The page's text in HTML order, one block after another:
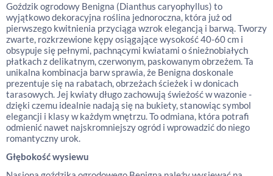
Goździk ogrodowy Benigna (Dianthus caryophyllus) to
wyjątkowo dekoracyjna roślina jednoroczna, która już od
pierwszego kwitnienia przyciąga wzrok elegancją i barwą. Tworzy
zwarte, rozkrzewione kępy osiągające wysokość 40-60 cm i
obsypuje się pełnymi, pachnącymi kwiatami o śnieżnobiałych
płatkach z delikatnym, czerwonym, paskowanym obrzeżem. Ta
unikalna kombinacja barw sprawia, że Benigna doskonale
prezentuje się na rabatach, obrzeżach ścieżek i w donicach
tarasowych. Jej kwiaty długo zachowują świeżość w wazonie -
dzięki czemu idealnie nadają się na bukiety, stanowiąc symbol
elegancji i klasy w każdym wnętrzu. To odmiana, która potrafi
odmienić nawet najskromniejszy ogród i wprowadzić do niego
romantyczny urok.
Głębokość wysiewu